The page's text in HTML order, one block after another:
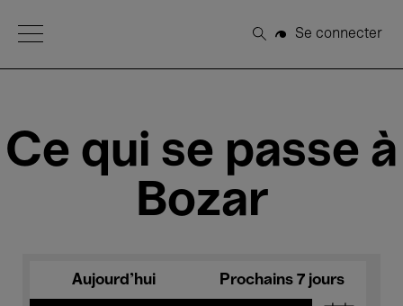
Open Menu
Rechercher
Se connecter
Ce qui se passe à
Bozar
Aujourd'hui Prochains 7 jours